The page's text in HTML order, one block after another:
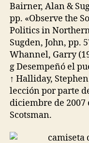
Bairner, Alan &
pp. «Observe the
Politics in
Sugden, John, pp.
Whannel, Garry
g Desempeñó el
↑ Halliday,
lección por parte
diciembre de 2007
Scotsman.